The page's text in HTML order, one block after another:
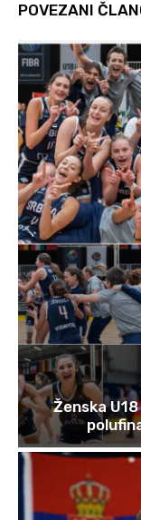
POVEZANI
Ženska